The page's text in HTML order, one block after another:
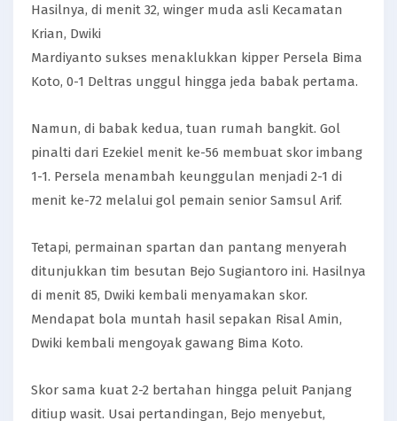
Hasilnya, di menit 32, winger muda asli Kecamatan
Krian, Dwiki
Mardiyanto sukses menaklukkan kipper Persela Bima
Koto, 0-1 Deltras unggul hingga jeda babak pertama.
Namun, di babak kedua, tuan rumah bangkit. Gol
pinalti dari Ezekiel menit ke-56 membuat skor imbang
1-1. Persela menambah keunggulan menjadi 2-1 di
menit ke-72 melalui gol pemain senior Samsul Arif.
Tetapi, permainan spartan dan pantang menyerah
ditunjukkan tim besutan Bejo Sugiantoro ini. Hasilnya
di menit 85, Dwiki kembali menyamakan skor.
Mendapat bola muntah hasil sepakan Risal Amin,
Dwiki kembali mengoyak gawang Bima Koto.
Skor sama kuat 2-2 bertahan hingga peluit Panjang
ditiup wasit. Usai pertandingan, Bejo menyebut,